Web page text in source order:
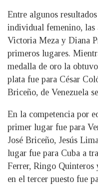
Entre algunos
individual femenino, las
Victoria Meza y Diana
primeros lugares.
medalla de oro la
plata fue para César
Briceño, de Venezuela
En la competencia por
primer lugar fue para
José Briceño, Jesús
lugar fue para Cuba a
Ferrer, Ringo Quinteros
en el tercer puesto fue